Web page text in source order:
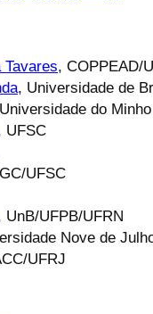
, COPPEAD/
, Universidade de
do Minho
UFSC
UFSC
UnB/UFPB/UFRN
Nove de
UFRJ